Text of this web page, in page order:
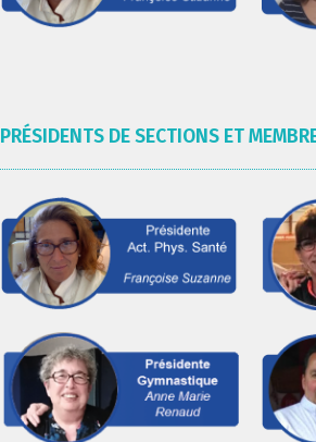
PRÉSIDENTS DE SECTIONS ET